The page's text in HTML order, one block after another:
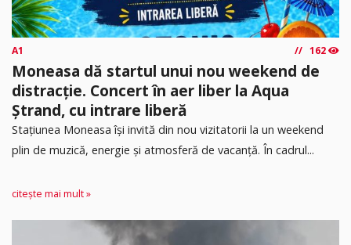
A1 162
Moneasa dă startul unui nou weekend de
distracție. Concert în aer liber la Aqua
Ștrand, cu intrare liberă
Stațiunea Moneasa își invită din nou vizitatorii la un weekend
plin de muzică, energie și atmosferă de vacanță. În cadrul...
citește mai mult »